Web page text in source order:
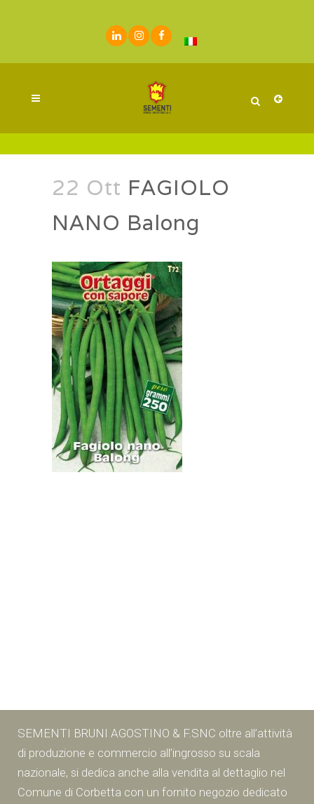
22 Ott FAGIOLO
NANO Balong
SEMENTI BRUNI AGOSTINO & F.SNC oltre all’attività
di produzione e commercio all’ingrosso su scala
nazionale, si dedica anche alla vendita al dettaglio nel
Comune di Corbetta con un fornito negozio dedicato